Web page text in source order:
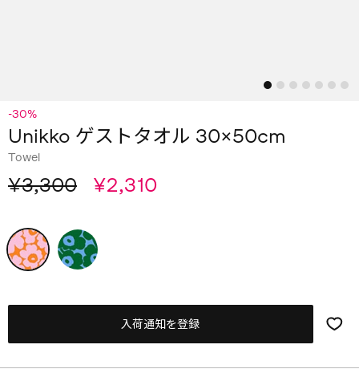
-30%
Unikko ゲストタオル 30×50cm
Towel
¥3,300 ¥2,310
入荷通知を登録